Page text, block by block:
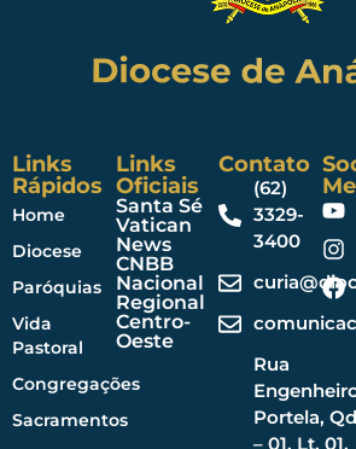
Links
Rápidos
Home
Diocese
Paróquias
Vida
Pastoral
Congregações
Sacramentos
Links
Oficiais
Santa Sé
Vatican
News
CNBB
Nacional
Regional
Centro-
Oeste
Contato
(62)
3329-
3400
Rua
Portela,
– 01, Lt. 01,